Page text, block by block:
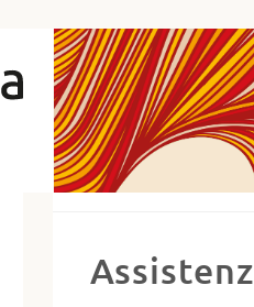
Alpha
Nova
Akademie
Neues
entdecken,
und